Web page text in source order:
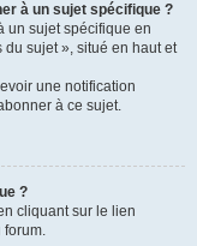
à un sujet spécifique ?
un sujet spécifique en
sujet », situé en haut et
une notification
à ce sujet.
?
cliquant sur le lien
forum.